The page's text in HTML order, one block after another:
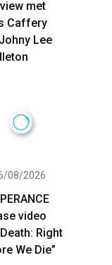
met
Caffery
Lee
08/2026
video
Right
We Die”